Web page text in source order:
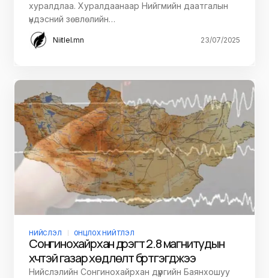
хуралдлаа. Хуралдаанаар Нийгмийн даатгалын
үндэсний зөвлөлийн…
Niitlel.mn 23/07/2025
НИЙСЛЭЛ ОНЦЛОХ НИЙТЛЭЛ
Сонгинохайрхан дүүрэгт 2.8 магнитудын
хүчтэй газар хөдлөлт бүртгэгджээ
Нийслэлийн Сонгинохайрхан дүүргийн Баянхошуу